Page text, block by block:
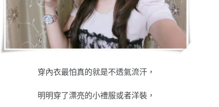
穿內衣最怕真的就是不透氣流汗，
明明穿了漂亮的小禮服或者洋裝，